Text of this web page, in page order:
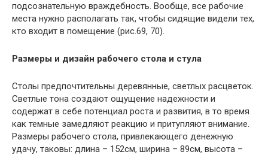
подсознательную враждебность. Вообще, все рабочие
места нужно располагать так, чтобы сидящие видели тех,
кто входит в помещение (рис.69, 70).
Размеры и дизайн рабочего стола и стула
Столы предпочтительны деревянные, светлых расцветок.
Светлые тона создают ощущение надежности и
содержат в себе потенциал роста и развития, в то время
как темные замедляют реакцию и притупляют внимание.
Размеры рабочего стола, привлекающего денежную
удачу, таковы: длина – 152см, ширина – 89см, высота –